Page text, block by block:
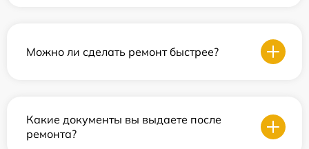
Можно ли сделать ремонт быстрее?
Какие документы вы выдаете после
ремонта?